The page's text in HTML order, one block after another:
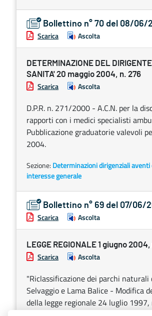
Bollettino n° 70 del 08/06/
Scarica Ascolta
DETERMINAZIONE DEL
SANITA' 20 maggio 2004, n. 276
Scarica Ascolta
D.P.R. n. 271/2000 - A.C.N. per la
rapporti con i medici specialisti
Pubblicazione graduatorie valevoli
2004.
Sezione: Determinazioni dirigenziali
interesse generale
Bollettino n° 69 del 07/06/
Scarica Ascolta
LEGGE REGIONALE 1 giugno
Scarica Ascolta
"Riclassificazione dei parchi naturali
Selvaggio e Lama Balice - Modifica
della legge regionale 24 luglio 1997,